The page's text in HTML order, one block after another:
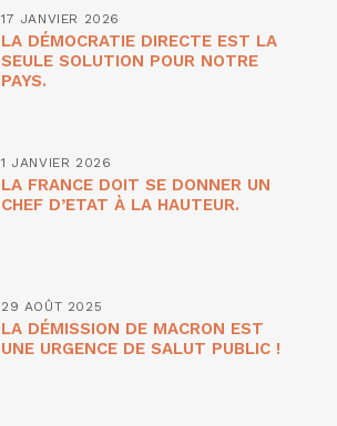
17 JANVIER 2026
LA DÉMOCRATIE DIRECTE EST LA
SEULE SOLUTION POUR NOTRE
PAYS.
1 JANVIER 2026
LA FRANCE DOIT SE DONNER UN
CHEF D’ETAT À LA HAUTEUR.
29 AOÛT 2025
LA DÉMISSION DE MACRON EST
UNE URGENCE DE SALUT PUBLIC !